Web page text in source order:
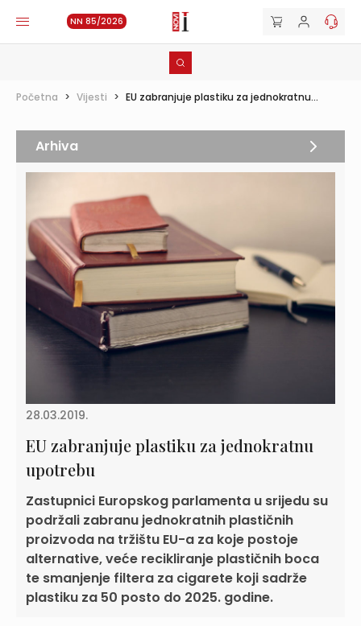
NN 85/2026
Početna > Vijesti > EU zabranjuje plastiku za jednokratnu...
28.03.2019.
EU zabranjuje plastiku za jednokratnu
upotrebu
Zastupnici Europskog parlamenta u srijedu su
podržali zabranu jednokratnih plastičnih
proizvoda na tržištu EU-a za koje postoje
alternative, veće recikliranje plastičnih boca
te smanjenje filtera za cigarete koji sadrže
plastiku za 50 posto do 2025. godine.
Arhiva